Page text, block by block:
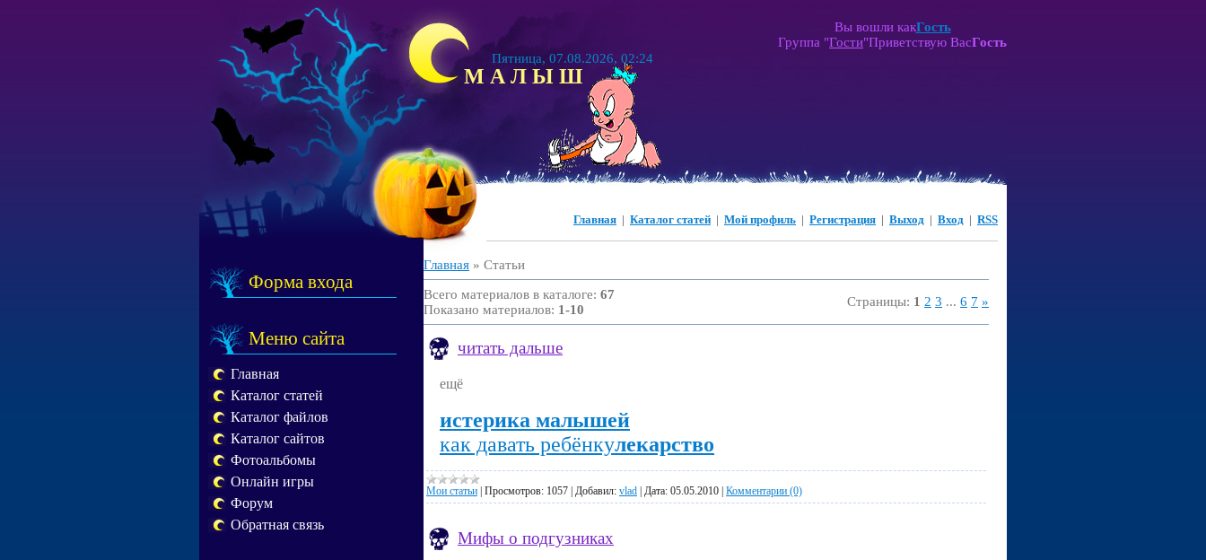
М А Л Ы Ш
Пятница, 07.08.2026, 02:24
Вы вошли какГость
Группа "Гости"Приветствую ВасГость
Главная | Каталог статей | Мой профиль | Регистрация | Выход | Вход | RSS
Форма входа
Меню сайта
Главная
Каталог статей
Каталог файлов
Каталог сайтов
Фотоальбомы
Онлайн игры
Форум
Обратная связь
Главная » Статьи
Всего материалов в каталоге: 67
Показано материалов: 1-10
Страницы: 1 2 3 ... 6 7 »
читать дальше
ещё
истерика малышей
как давать ребёнкулекарство
Мои статьи Просмотров: 1057 Добавил: vlad Дата: 05.05.2010 Комментарии (0)
Мифы о подгузниках